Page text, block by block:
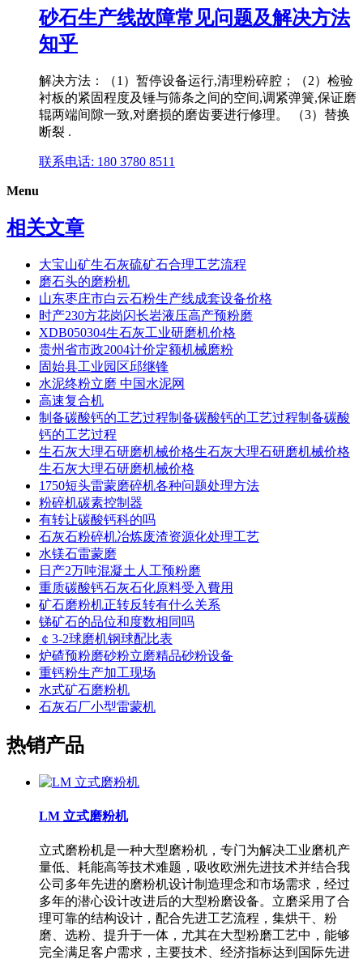
砂石生产线故障常见问题及解决方法
知乎
解决方法：（1）暂停设备运行,清理粉碎腔；（2）检验
衬板的紧固程度及锤与筛条之间的空间,调紧弹簧,保证磨
辊两端间隙一致,对磨损的磨齿要进行修理。 （3）替换
断裂 .
联系电话: 180 3780 8511
Menu
相关文章
大宝山矿生石灰硫矿石合理工艺流程
磨石头的磨粉机
山东枣庄市白云石粉生产线成套设备价格
时产230方花岗闪长岩液压高产预粉磨
XDB050304生石灰工业研磨机价格
贵州省市政2004计价定额机械磨粉
固始县工业园区邱继锋
水泥终粉立磨 中国水泥网
高速复合机
制备碳酸钙的工艺过程制备碳酸钙的工艺过程制备碳酸
钙的工艺过程
生石灰大理石研磨机械价格生石灰大理石研磨机械价格
生石灰大理石研磨机械价格
1750短头雷蒙磨碎机各种问题处理方法
粉碎机碳素控制器
有转让碳酸钙科的吗
石灰石粉碎机冶炼废渣资源化处理工艺
水镁石雷蒙磨
日产2万吨混凝土人工预粉磨
重质碳酸钙石灰石化原料受入費用
矿石磨粉机正转反转有什么关系
锑矿石的品位和度数相同吗
￠3-2球磨机钢球配比表
炉碴预粉磨砂粉立磨精品砂粉设备
重钙粉生产加工现场
水式矿石磨粉机
石灰石厂小型雷蒙机
热销产品
LM 立式磨粉机
立式磨粉机是一种大型磨粉机，专门为解决工业磨机产
量低、耗能高等技术难题，吸收欧洲先进技术并结合我
公司多年先进的磨粉机设计制造理念和市场需求，经过
多年的潜心设计改进后的大型粉磨设备。立磨采用了合
理可靠的结构设计，配合先进工艺流程，集烘干、粉
磨、选粉、提升于一体，尤其在大型粉磨工艺中，能够
完全满足客户需求，主要技术、经济指标达到国际先进